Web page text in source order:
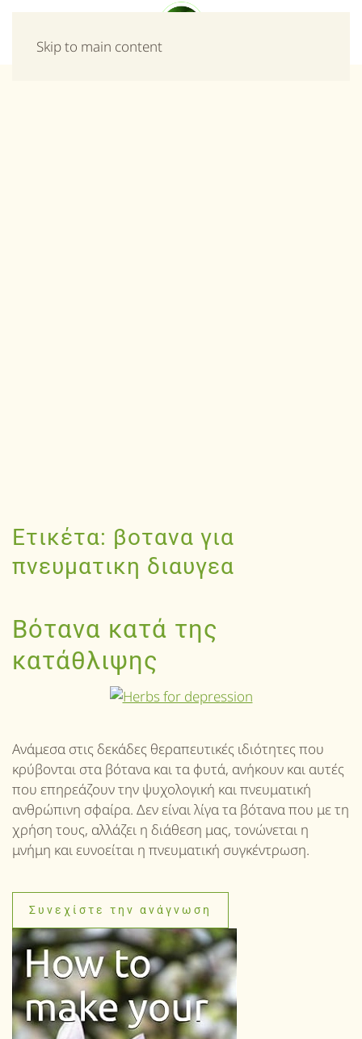
Skip to main content
Ετικέτα: βοτανα για
πνευματικη διαυγεα
Βότανα κατά της
κατάθλιψης
Ανάμεσα στις δεκάδες θεραπευτικές ιδιότητες που
κρύβονται στα βότανα και τα φυτά, ανήκουν και αυτές
που επηρεάζουν την ψυχολογική και πνευματική
ανθρώπινη σφαίρα. Δεν είναι λίγα τα βότανα που με τη
χρήση τους, αλλάζει η διάθεση μας, τονώνεται η
μνήμη και ευνοείται η πνευματική συγκέντρωση.
Συνεχίστε την ανάγνωση